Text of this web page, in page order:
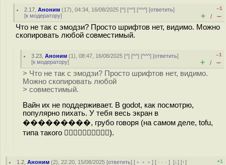
2.17 ,Аноним (17), 04:34, 16/08/2025 [^] [^^] [^^^] [ответить]
[к модератору]
–1
+ / –
Что не так с эмодзи? Просто шрифтов нет, видимо. Можно
скопировать любой совместимый.
3.23 ,Аноним (1), 08:47, 16/08/2025 [^] [^^] [^^^] [ответить]
[к модератору]
–1
+ / –
> Что не так с эмодзи? Просто шрифтов нет, видимо.
Можно скопировать любой
> совместимый.
Вайн их не поддерживает. В godot, как посмотрю,
популярно пихать. У тебя весь экран в
���������, грубо говоря (на самом деле, tofu,
типа такого ).
1.2 ,Аноним (2), 22:20, 15/08/2025 [ответить] [ ﹢﹢﹢] [ · · ·][↓] [↑]
+1